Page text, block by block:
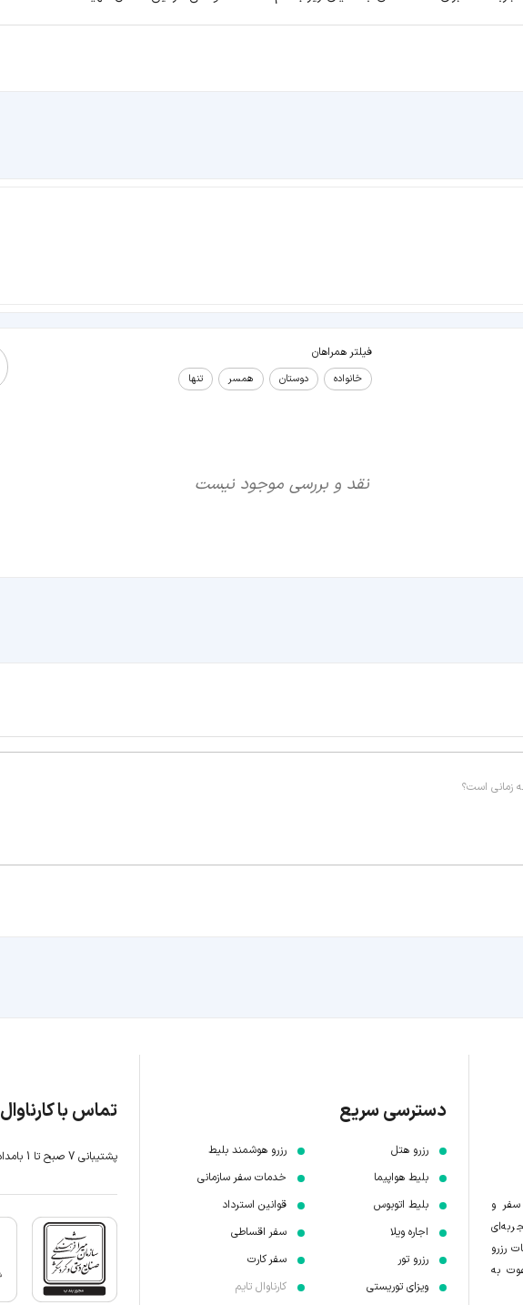
فیلتر همراهان
خانواده دوستان همسر تنها
نقد و بررسی موجود نیست
سفر و
رزرو
به
دسترسی سریع
رزرو هتل
بلیط هواپیما
بلیط اتوبوس
اجاره ویلا
رزرو تور
ویزای توریستی
رزرو هوشمند بلیط
خدمات سفر سازمانی
قوانین استرداد
سفر اقساطی
سفر کارت
کارناوال تایم
تماس با کارناوال
پشتیبانی 7 صبح تا 1 بامداد: